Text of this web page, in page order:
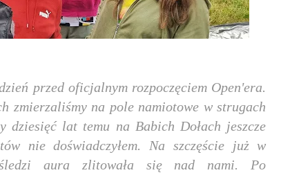
przed oficjalnym rozpoczęciem Open'era.
zmierzaliśmy na pole namiotowe w strugach
dziesięć lat temu na Babich Dołach jeszcze
nie doświadczyłem. Na szczęście już w
aura zlitowała się nad nami. Po